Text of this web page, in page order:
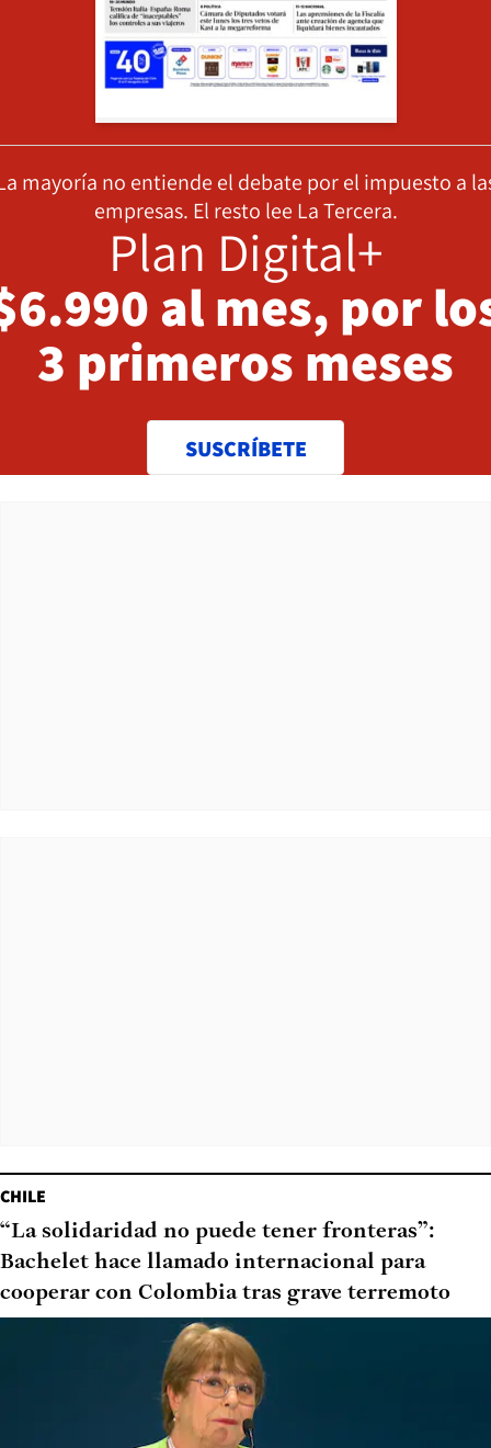
mayoría no entiende el debate por el impuesto a
empresas. El resto lee La Tercera.
Plan Digital+
al mes, por
3 primeros meses
SUSCRÍBETE
CHILE
“La solidaridad no puede tener fronteras”:
Bachelet hace llamado internacional para
cooperar con Colombia tras grave terremoto